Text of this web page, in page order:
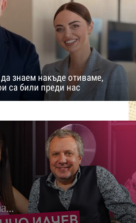
знаем накъде отиваме,
са били преди нас